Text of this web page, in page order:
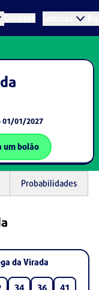
01/01/2027
um bolão
Probabilidades
da Virada
34 36 41